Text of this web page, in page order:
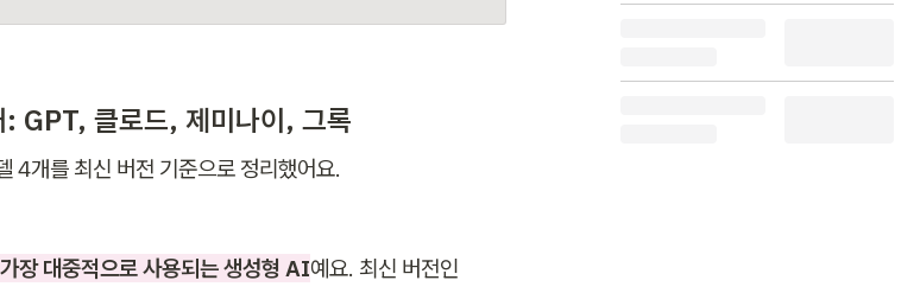
GPT, 클로드, 제미나이, 그록
4개를 최신 버전 기준으로 정리했어요.
장 대중적으로 사용되는 생성형 AI예요. 최신 버전인